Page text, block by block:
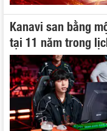
Kanavi san bằng
tại 11 năm trong